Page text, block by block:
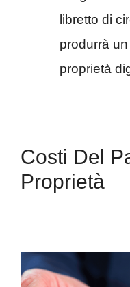
libretto di
produrrà
proprietà
Costi Del
Proprietà